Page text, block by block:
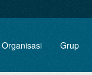
Organisasi Grup